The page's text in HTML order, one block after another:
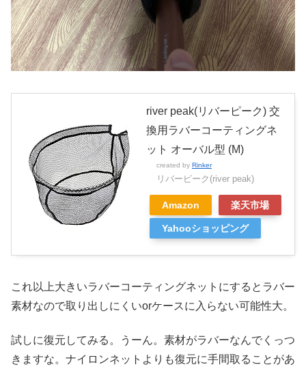
river peak(リバーピーク) 交
換用ラバーコーティングネ
ット オーバル型 (M)
created by Rinker
リバーピーク(river peak)
Amazon 楽天市場
Yahooショッピング
これ以上大きいラバーコーティングネットにするとラバー
素材なので取り出しにくいorケースに入らない可能性大。
試しに復元してみる。うーん。素材がラバーなんでくっつ
きますな。ナイロンネットよりも復元に手間取ることがあ